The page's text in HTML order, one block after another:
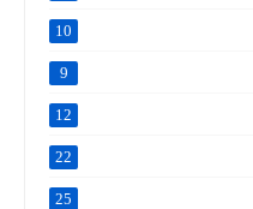
10
9
12
22
25